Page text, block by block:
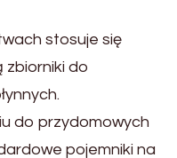
stosuje się
zbiorniki do
do przydomowych
pojemniki na